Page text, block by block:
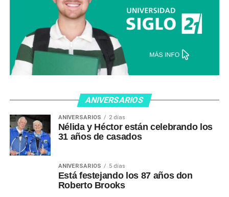
ANIVERSARIOS
ANIVERSARIOS 2 días
Nélida y Héctor están celebrando los
31 años de casados
ANIVERSARIOS 5 días
Está festejando los 87 años don
Roberto Brooks